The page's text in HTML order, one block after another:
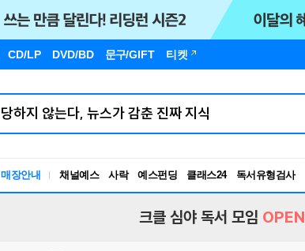
CD/LP DVD/BD 문구/GIFT 티켓
매장안내 채널예스 사락 예스펀딩 클래스24
독서유형검사
RBTI Lab
크클 심야 독서 모임 OPEN